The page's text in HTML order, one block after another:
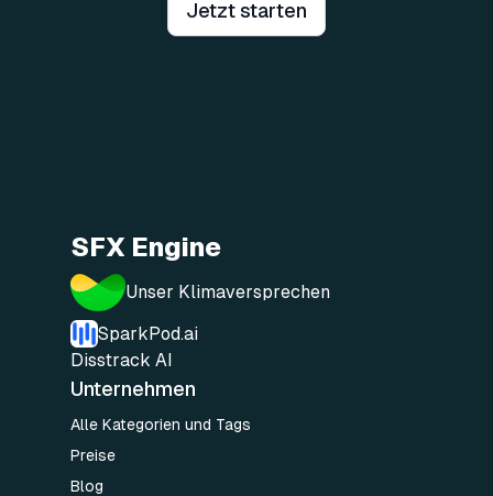
Jetzt starten
SFX Engine
Unser Klimaversprechen
SparkPod.ai
Disstrack AI
Unternehmen
Alle Kategorien und Tags
Preise
Blog